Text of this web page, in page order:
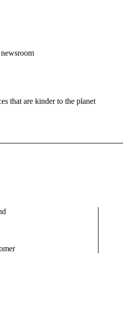
that are kinder to the planet